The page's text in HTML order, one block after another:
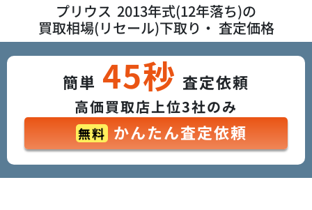
プリウス 2013年式(12年落ち)の
買取相場(リセール)下取り・ 査定価格
簡単 45秒 査定依頼
高価買取店上位3社のみ
無料 かんたん査定依頼